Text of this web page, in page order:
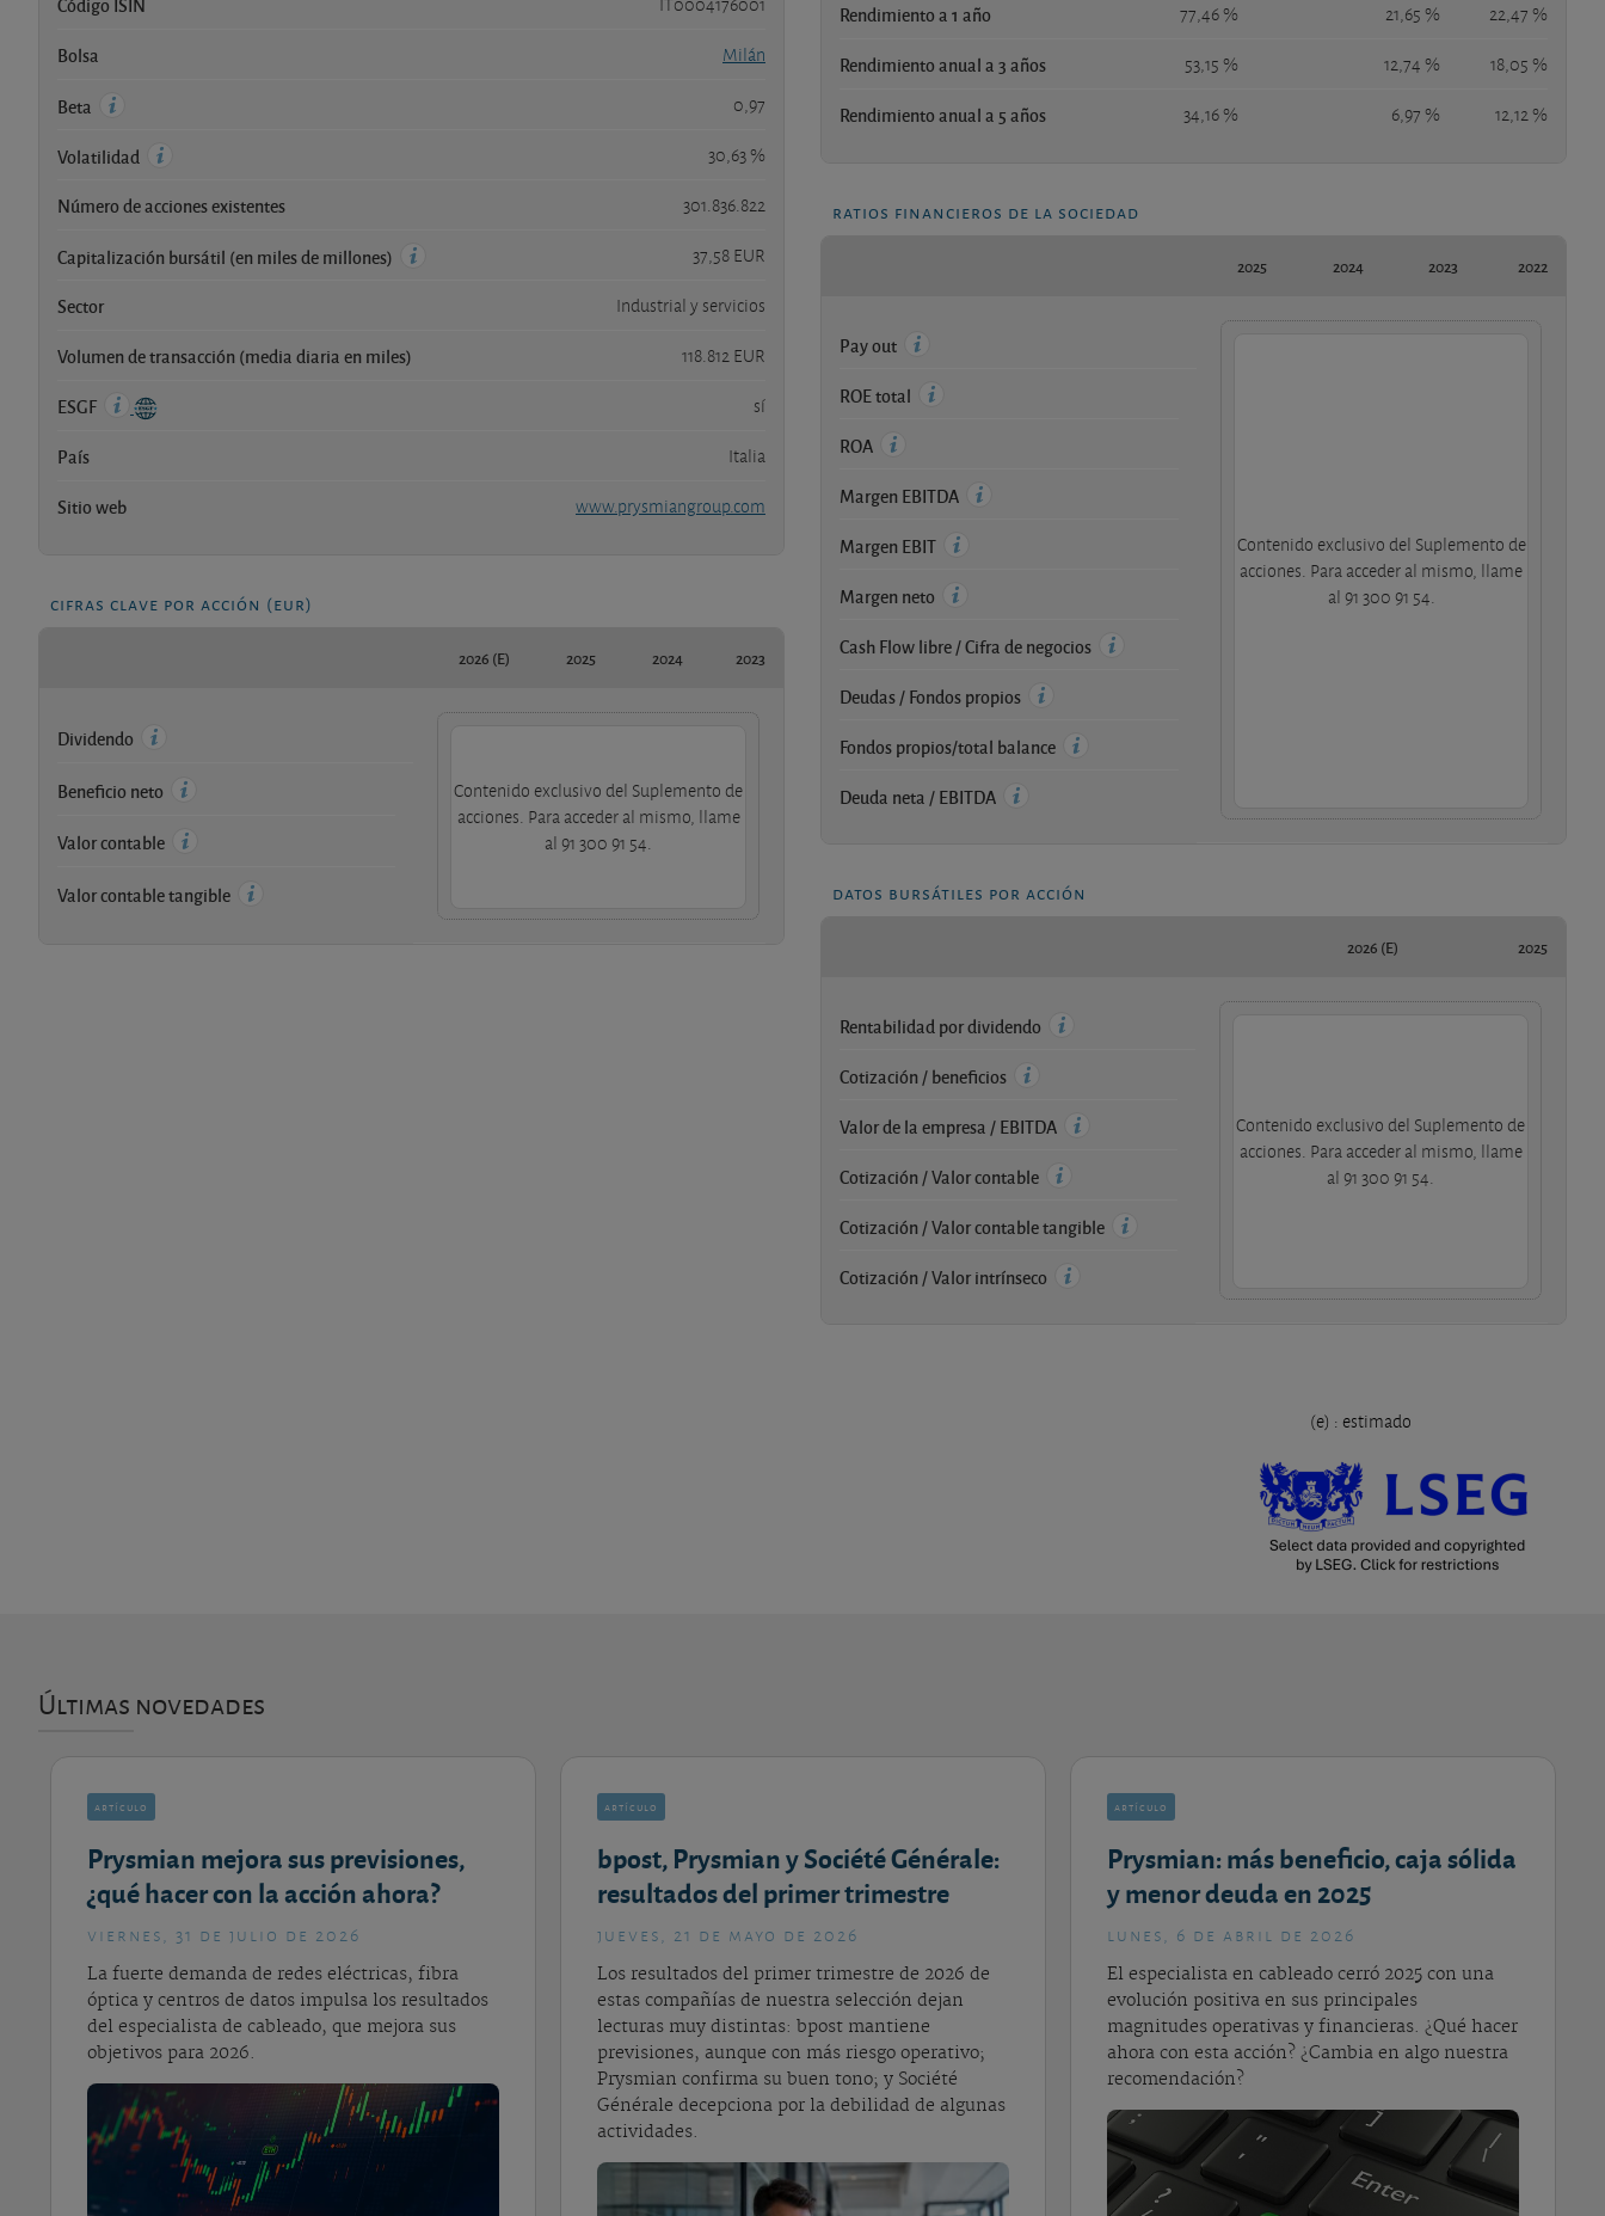
Bolsa Milán
Beta 0,97
Volatilidad 30,63 %
Número de acciones existentes 301.836.822
Capitalización bursátil (en miles de millones) 37,58 EUR
Sector Industrial y servicios
Volumen de transacción (media diaria en miles) 118.812 EUR
ESGF sí
País Italia
Sitio web www.prysmiangroup.com
cifras clave por acción (eur)
2026 (E) 2025 2024 2023
Dividendo
Contenido exclusivo del Suplemento de
acciones. Para acceder al mismo, llame
al 91 300 91 54.
Beneficio neto
Valor contable
Valor contable tangible
Rendimiento a 1 año 77,46 % 21,65 % 22,47 %
Rendimiento anual a 3 años 53,15 % 12,74 % 18,05 %
Rendimiento anual a 5 años 34,16 % 6,97 % 12,12 %
ratios financieros de la sociedad
2025 2024 2023 2022
Pay out
Contenido exclusivo del Suplemento de
acciones. Para acceder al mismo, llame
al 91 300 91 54.
ROE total
ROA
Margen EBITDA
Margen EBIT
Margen neto
Cash Flow libre / Cifra de negocios
Deudas / Fondos propios
Fondos propios/total balance
Deuda neta / EBITDA
datos bursátiles por acción
2026 (E) 2025
Rentabilidad por dividendo
Contenido exclusivo del Suplemento de
acciones. Para acceder al mismo, llame
al 91 300 91 54.
Cotización / beneficios
Valor de la empresa / EBITDA
Cotización / Valor contable
Cotización / Valor contable tangible
Cotización / Valor intrínseco
(e) : estimado
Últimas novedades
artículo
Prysmian mejora sus previsiones,
¿qué hacer con la acción ahora?
viernes, 31 de julio de 2026
La fuerte demanda de redes eléctricas, fibra
óptica y centros de datos impulsa los resultados
del especialista de cableado, que mejora sus
objetivos para 2026.
artículo
bpost, Prysmian y Société Générale:
resultados del primer trimestre
jueves, 21 de mayo de 2026
Los resultados del primer trimestre de 2026 de
estas compañías de nuestra selección dejan
lecturas muy distintas: bpost mantiene
previsiones, aunque con más riesgo operativo;
Prysmian confirma su buen tono; y Société
Générale decepciona por la debilidad de algunas
actividades.
artículo
Prysmian: más beneficio, caja sólida
y menor deuda en 2025
lunes, 6 de abril de 2026
El especialista en cableado cerró 2025 con una
evolución positiva en sus principales
magnitudes operativas y financieras. ¿Qué hacer
ahora con esta acción? ¿Cambia en algo nuestra
recomendación?